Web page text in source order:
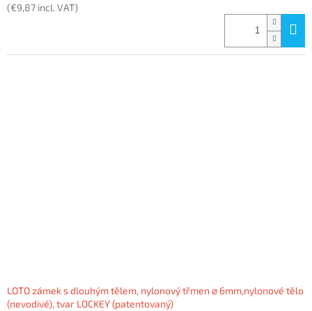
(€9,87 incl. VAT)
LOTO zámek s dlouhým tělem, nylonový třmen ⌀ 6mm,nylonové tělo
(nevodivé), tvar LOCKEY (patentovaný)